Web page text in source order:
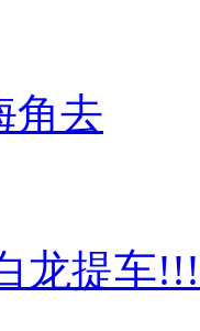
角去
龙提车